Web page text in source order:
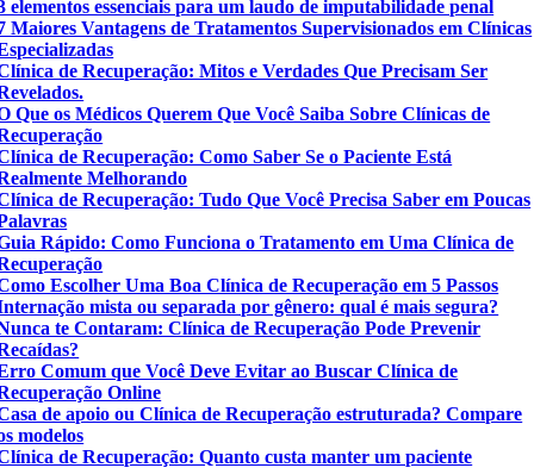
elementos essenciais para um laudo de imputabilidade penal
Maiores Vantagens de Tratamentos Supervisionados em Clínicas
de Recuperação: Mitos e Verdades Que Precisam Ser
Que os Médicos Querem Que Você Saiba Sobre Clínicas de
de Recuperação: Como Saber Se o Paciente Está
Melhorando
de Recuperação: Tudo Que Você Precisa Saber em Poucas
Rápido: Como Funciona o Tratamento em Uma Clínica de
Escolher Uma Boa Clínica de Recuperação em 5 Passos
mista ou separada por gênero: qual é mais segura?
te Contaram: Clínica de Recuperação Pode Prevenir
Comum que Você Deve Evitar ao Buscar Clínica de
Online
de apoio ou Clínica de Recuperação estruturada? Compare
modelos
de Recuperação: Quanto custa manter um paciente